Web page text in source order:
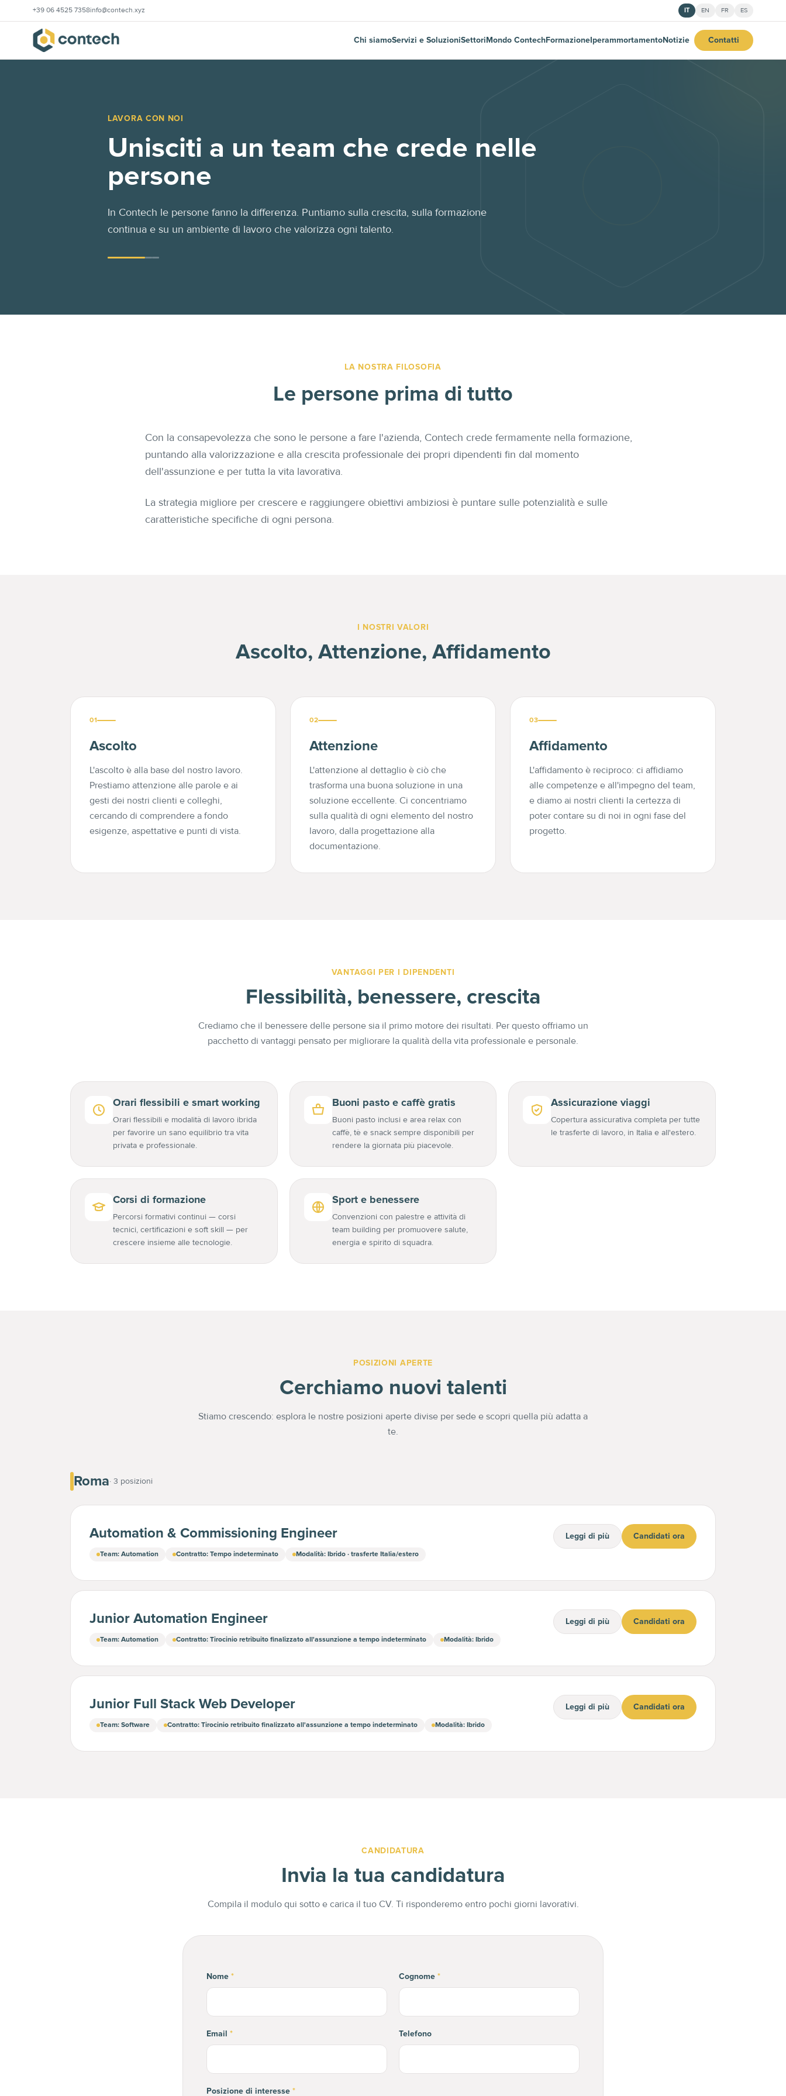
+39 06 4525 7358info@contech.xyz IT EN FR ES
Chi siamoServizi e SoluzioniSettoriMondo ContechFormazioneIperammortamentoNotizie Contatti
LAVORA CON NOI
Unisciti a un team che crede nelle
persone
In Contech le persone fanno la differenza. Puntiamo sulla crescita, sulla formazione
continua e su un ambiente di lavoro che valorizza ogni talento.
LA NOSTRA FILOSOFIA
Le persone prima di tutto
Con la consapevolezza che sono le persone a fare l'azienda, Contech crede fermamente nella formazione,
puntando alla valorizzazione e alla crescita professionale dei propri dipendenti fin dal momento
dell'assunzione e per tutta la vita lavorativa.
La strategia migliore per crescere e raggiungere obiettivi ambiziosi è puntare sulle potenzialità e sulle
caratteristiche specifiche di ogni persona.
I NOSTRI VALORI
Ascolto, Attenzione, Affidamento
01
Ascolto
L'ascolto è alla base del nostro lavoro.
Prestiamo attenzione alle parole e ai
gesti dei nostri clienti e colleghi,
cercando di comprendere a fondo
esigenze, aspettative e punti di vista.
02
Attenzione
L'attenzione al dettaglio è ciò che
trasforma una buona soluzione in una
soluzione eccellente. Ci concentriamo
sulla qualità di ogni elemento del nostro
lavoro, dalla progettazione alla
documentazione.
03
Affidamento
L'affidamento è reciproco: ci affidiamo
alle competenze e all'impegno del team,
e diamo ai nostri clienti la certezza di
poter contare su di noi in ogni fase del
progetto.
VANTAGGI PER I DIPENDENTI
Flessibilità, benessere, crescita
Crediamo che il benessere delle persone sia il primo motore dei risultati. Per questo offriamo un
pacchetto di vantaggi pensato per migliorare la qualità della vita professionale e personale.
Orari flessibili e smart working
Orari flessibili e modalità di lavoro ibrida
per favorire un sano equilibrio tra vita
privata e professionale.
Buoni pasto e caffè gratis
Buoni pasto inclusi e area relax con
caffè, tè e snack sempre disponibili per
rendere la giornata più piacevole.
Assicurazione viaggi
Copertura assicurativa completa per tutte
le trasferte di lavoro, in Italia e all'estero.
Corsi di formazione
Percorsi formativi continui — corsi
tecnici, certificazioni e soft skill — per
crescere insieme alle tecnologie.
Sport e benessere
Convenzioni con palestre e attività di
team building per promuovere salute,
energia e spirito di squadra.
POSIZIONI APERTE
Cerchiamo nuovi talenti
Stiamo crescendo: esplora le nostre posizioni aperte divise per sede e scopri quella più adatta a
te.
Roma· 3 posizioni
Automation & Commissioning Engineer
Team: Automation Contratto: Tempo indeterminato Modalità: Ibrido · trasferte Italia/estero
Leggi di più Candidati ora
Junior Automation Engineer
Team: Automation Contratto: Tirocinio retribuito finalizzato all'assunzione a tempo indeterminato Modalità: Ibrido
Leggi di più Candidati ora
Junior Full Stack Web Developer
Team: Software Contratto: Tirocinio retribuito finalizzato all'assunzione a tempo indeterminato Modalità: Ibrido
Leggi di più Candidati ora
CANDIDATURA
Invia la tua candidatura
Compila il modulo qui sotto e carica il tuo CV. Ti risponderemo entro pochi giorni lavorativi.
Nome * Cognome *
Email * Telefono
Posizione di interesse *